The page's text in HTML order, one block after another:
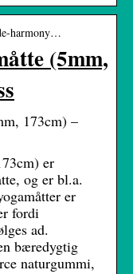
harmony…
(5mm,
173cm) –
er
og er bl.a.
er
fordi
ad.
bæredygtig
naturgummi,